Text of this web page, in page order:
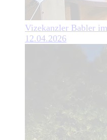
Vizekanzler Babler
12.04.2026